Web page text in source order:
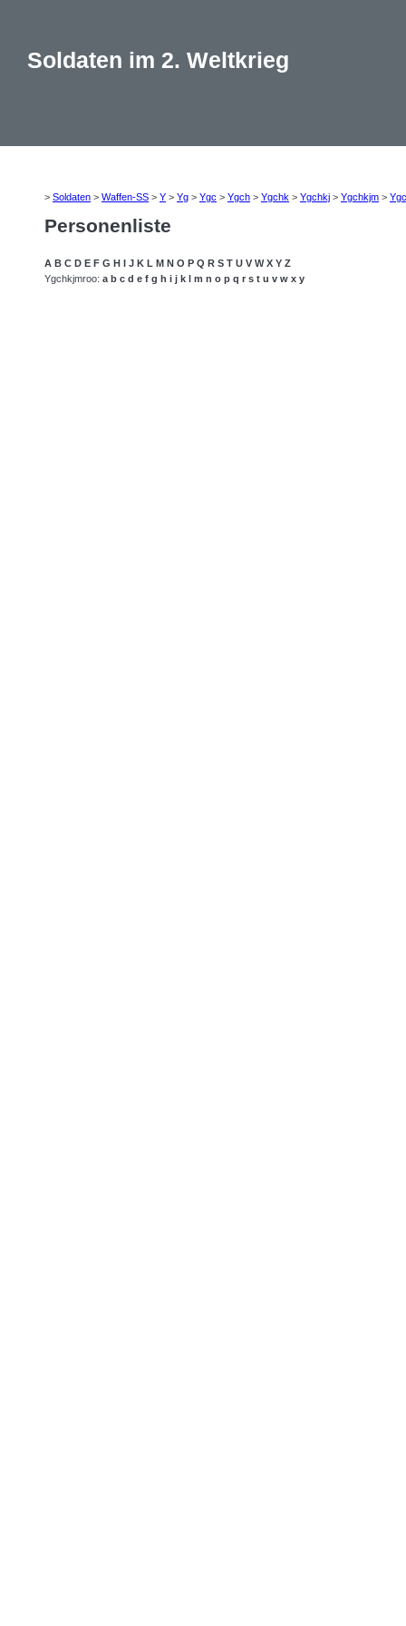
Soldaten im 2. Weltkrieg
> Soldaten > Waffen-SS > Y > Yg > Ygc > Ygch > Ygchk > Ygchkj > Ygchkjm >
Personenliste
A B C D E F G H I J K L M N O P Q R S T U V W X Y Z
Ygchkjmroo: a b c d e f g h i j k l m n o p q r s t u v w x y